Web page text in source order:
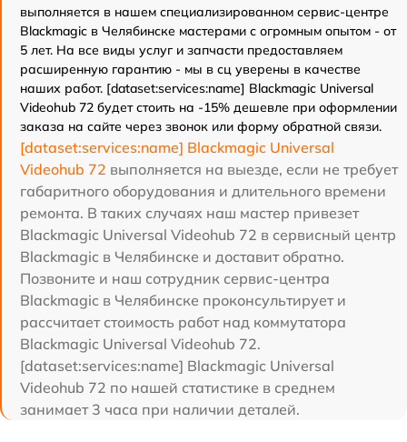
выполняется в нашем специализированном сервис-центре
Blackmagic в Челябинске мастерами с огромным опытом - от
5 лет. На все виды услуг и запчасти предоставляем
расширенную гарантию - мы в сц уверены в качестве
наших работ. [dataset:services:name] Blackmagic Universal
Videohub 72 будет стоить на -15% дешевле при оформлении
заказа на сайте через звонок или форму обратной связи.
[dataset:services:name] Blackmagic Universal
Videohub 72 выполняется на выезде, если не требует
габаритного оборудования и длительного времени
ремонта. В таких случаях наш мастер привезет
Blackmagic Universal Videohub 72 в сервисный центр
Blackmagic в Челябинске и доставит обратно.
Позвоните и наш сотрудник сервис-центра
Blackmagic в Челябинске проконсультирует и
рассчитает стоимость работ над коммутатора
Blackmagic Universal Videohub 72.
[dataset:services:name] Blackmagic Universal
Videohub 72 по нашей статистике в среднем
занимает 3 часа при наличии деталей.